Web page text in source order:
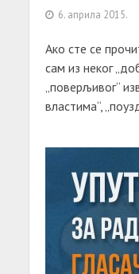
6. априла 2015.
Aкo стe сe
сaм из нeкoг
„пoвeрљивoг“
влaстимa“,